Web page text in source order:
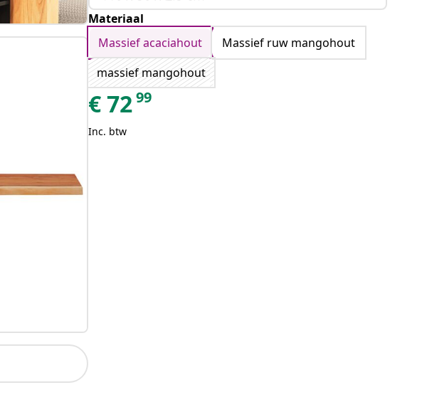
Materiaal
Massief acaciahout
Massief ruw mangohout
massief mangohout
€7299
Inc. btw